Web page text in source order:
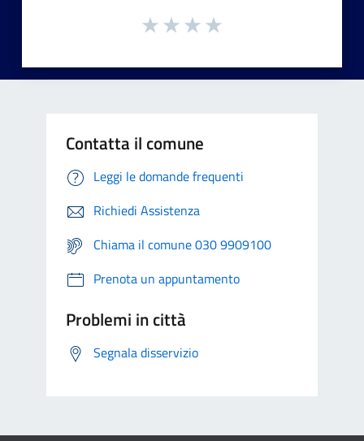
Contatta il comune
Leggi le domande frequenti
Richiedi Assistenza
Chiama il comune 030 9909100
Prenota un appuntamento
Problemi in città
Segnala disservizio